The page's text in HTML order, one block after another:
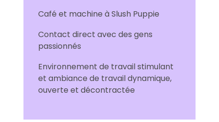
Café et machine à Slush Puppie
Contact direct avec des gens
passionnés
Environnement de travail stimulant
et ambiance de travail dynamique,
ouverte et décontractée